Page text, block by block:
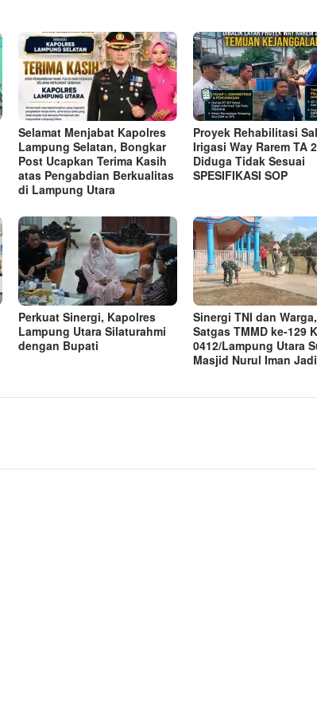
Selamat Menjabat Kapolres
Lampung Selatan, Bongkar
Post Ucapkan Terima Kasih
atas Pengabdian Berkualitas
di Lampung Utara
Proyek Rehabilitasi
Irigasi Way Rarem TA
Diduga Tidak Sesuai
SPESIFIKASI SOP
Perkuat Sinergi, Kapolres
Lampung Utara Silaturahmi
dengan Bupati
Sinergi TNI dan Warga,
Satgas TMMD ke-129
0412/Lampung Utara
Masjid Nurul Iman